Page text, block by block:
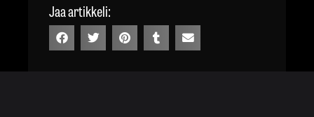
Jaa artikkeli: